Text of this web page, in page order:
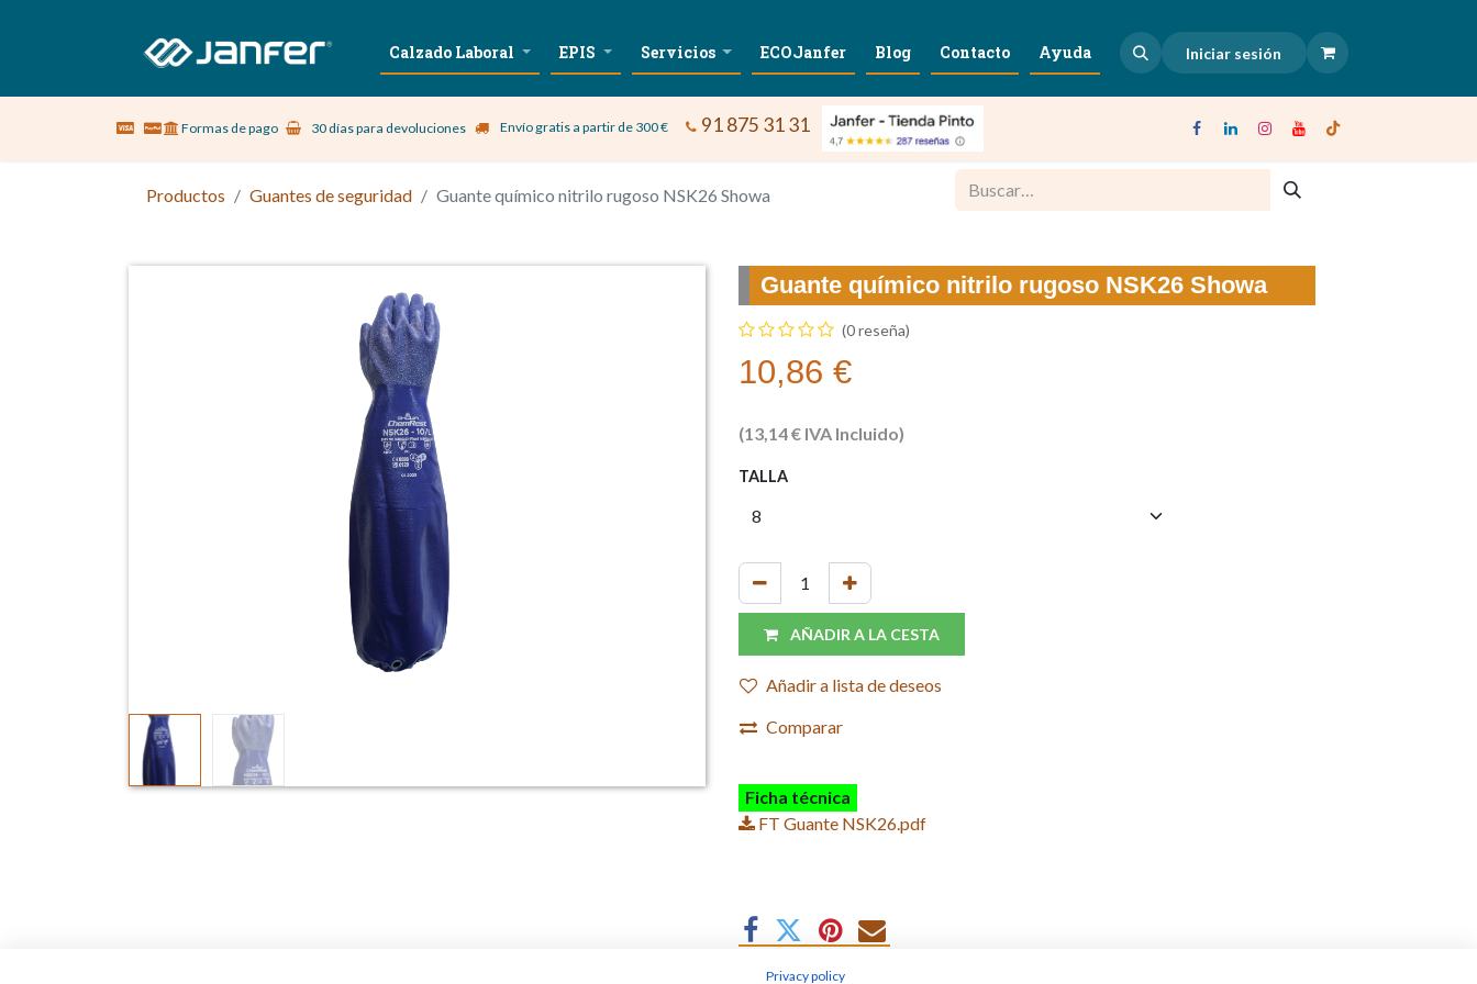
Sobre nosotros Vestuario Laboral Calzado Laboral EPIS Servicios ECOJanfer Blog Contacto Ayuda Iniciar sesión
Formas de pago 30 días para devoluciones Envío gratis a partir de 300 € 91 875 31 31
Productos Guantes de seguridad Guante químico nitrilo rugoso NSK26 Showa
Guante químico nitrilo rugoso NSK26 Showa
(0 reseña)
10,86 €
(13,14€ IVA Incluido)
TALLA
AÑADIR A LA CESTA
Añadir a lista de deseos
Comparar
Ficha técnica
FT Guante NSK26.pdf
Privacy policy